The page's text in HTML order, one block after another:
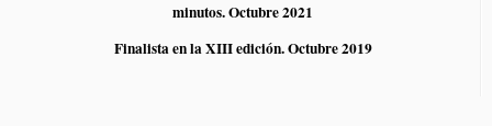
minutos. Octubre 2021
Finalista en la XIII edición. Octubre 2019